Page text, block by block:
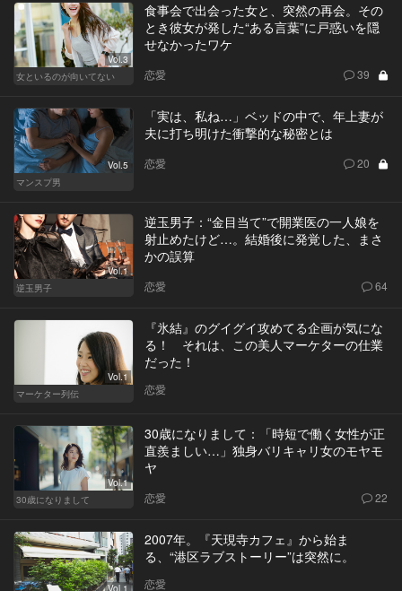
Vol.3
女といるのが向いてない
食事会で出会った女と、突然の再会。その
とき彼女が発した“ある言葉”に戸惑いを隠
せなかったワケ
恋愛 39
Vol.5
マンスプ男
「実は、私ね…」ベッドの中で、年上妻が
夫に打ち明けた衝撃的な秘密とは
恋愛 20
Vol.1
逆玉男子
逆玉男子：“金目当て”で開業医の一人娘を
射止めたけど…。結婚後に発覚した、まさ
かの誤算
恋愛 64
Vol.1
マーケター列伝
『氷結』のグイグイ攻めてる企画が気にな
る！ それは、この美人マーケターの仕業
だった！
恋愛
Vol.1
30歳になりまして
30歳になりまして：「時短で働く女性が正
直羨ましい…」独身バリキャリ女のモヤモ
ヤ
恋愛 22
Vol.1
2007年。『天現寺カフェ』から始ま
る、“港区ラブストーリー”は突然に。
恋愛